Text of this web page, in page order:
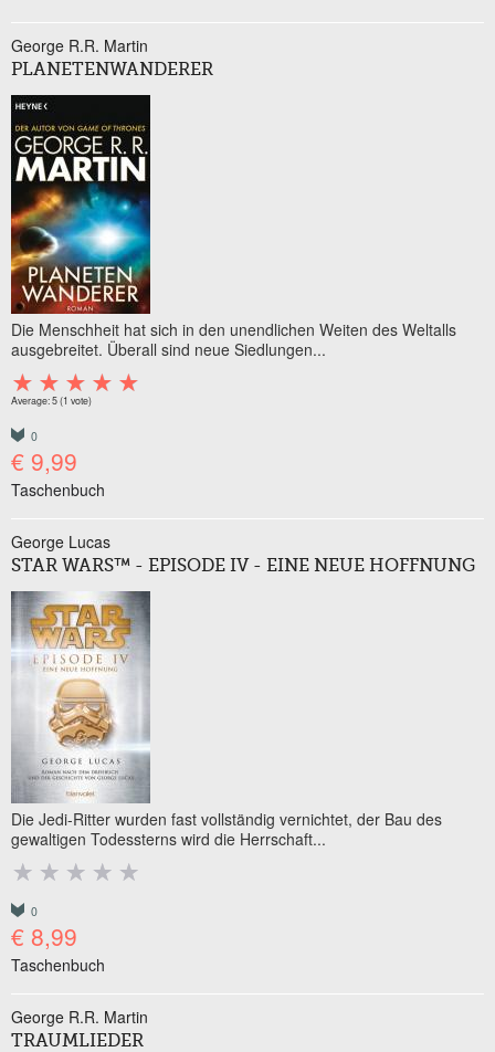
George R.R. Martin
PLANETENWANDERER
Die Menschheit hat sich in den unendlichen Weiten des Weltalls
ausgebreitet. Überall sind neue Siedlungen...
Average:5(1 vote)
0
€ 9,99
Taschenbuch
George Lucas
STAR WARS™ - EPISODE IV - EINE NEUE HOFFNUNG
Die Jedi-Ritter wurden fast vollständig vernichtet, der Bau des
gewaltigen Todessterns wird die Herrschaft...
0
€ 8,99
Taschenbuch
George R.R. Martin
TRAUMLIEDER